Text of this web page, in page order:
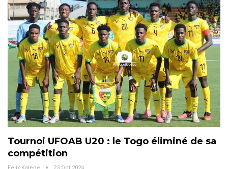
Tournoi UFOAB U20 : le Togo éliminé de sa
compétition